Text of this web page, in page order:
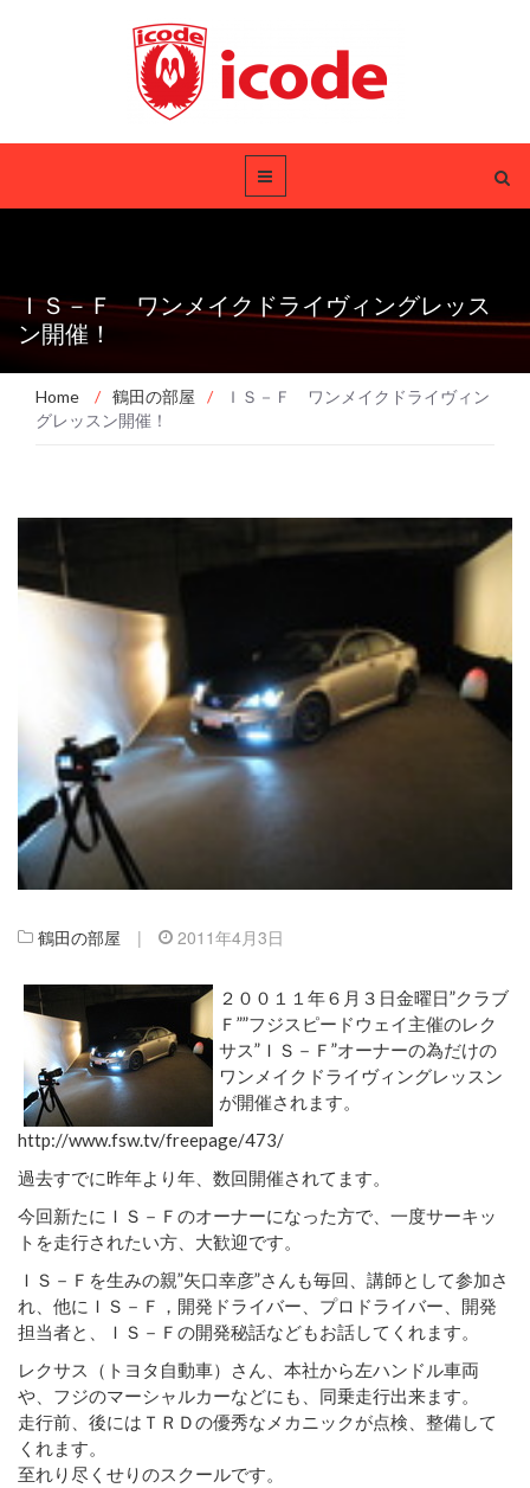
ＩＳ－Ｆ ワンメイクドライヴィングレッス
ン開催！
Home / 鶴田の部屋 /
ＩＳ－Ｆ ワンメイクドライヴィン
グレッスン開催！
鶴田の部屋 | 2011年4月3日
２００１１年６月３日金曜日”クラブ
Ｆ””フジスピードウェイ主催のレク
サス”ＩＳ－Ｆ”オーナーの為だけの
ワンメイクドライヴィングレッスン
が開催されます。
http://www.fsw.tv/freepage/473/
過去すでに昨年より年、数回開催されてます。
今回新たにＩＳ－Ｆのオーナーになった方で、一度サーキッ
トを走行されたい方、大歓迎です。
ＩＳ－Ｆを生みの親”矢口幸彦”さんも毎回、講師として参加さ
れ、他にＩＳ－Ｆ，開発ドライバー、プロドライバー、開発
担当者と、ＩＳ－Ｆの開発秘話などもお話してくれます。
レクサス（トヨタ自動車）さん、本社から左ハンドル車両
や、フジのマーシャルカーなどにも、同乗走行出来ます。
走行前、後にはＴＲＤの優秀なメカニックが点検、整備して
くれます。
至れり尽くせりのスクールです。